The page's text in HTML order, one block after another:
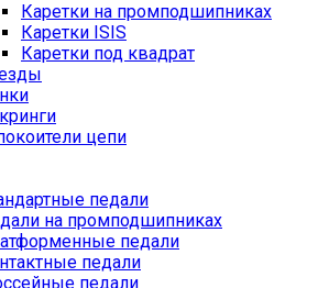
Каретки на промподшипниках
Каретки ISIS
Каретки под квадрат
цепи
педали
на промподшипниках
педали
педали
педали